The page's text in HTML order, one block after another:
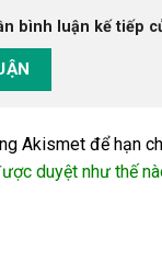
bình luận kế tiếp
Akismet để hạn
duyệt như thế